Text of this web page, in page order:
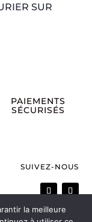
SUR
PAIEMENTS
SÉCURISÉS
SUIVEZ-NOUS
la meilleure